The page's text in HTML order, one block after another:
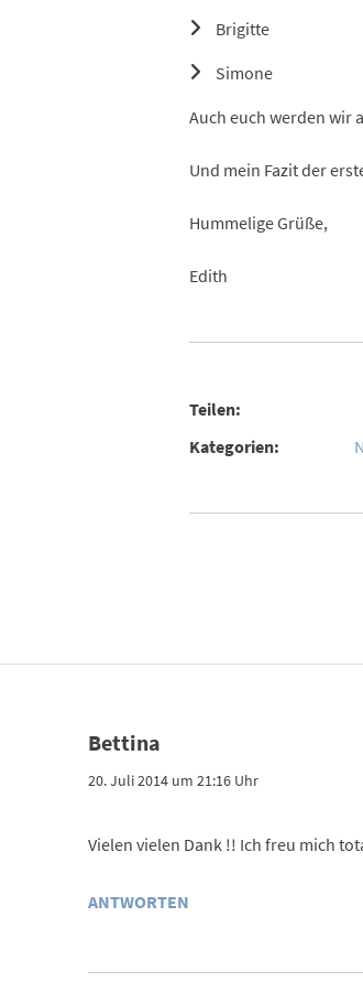
Brigitte
Simone
Auch euch werden wir
Und mein Fazit der
Hummelige Grüße,
Edith
Teilen:
Kategorien:
Bettina
20. Juli 2014 um 21:16 Uhr
Vielen vielen Dank !! Ich freu mich
ANTWORTEN